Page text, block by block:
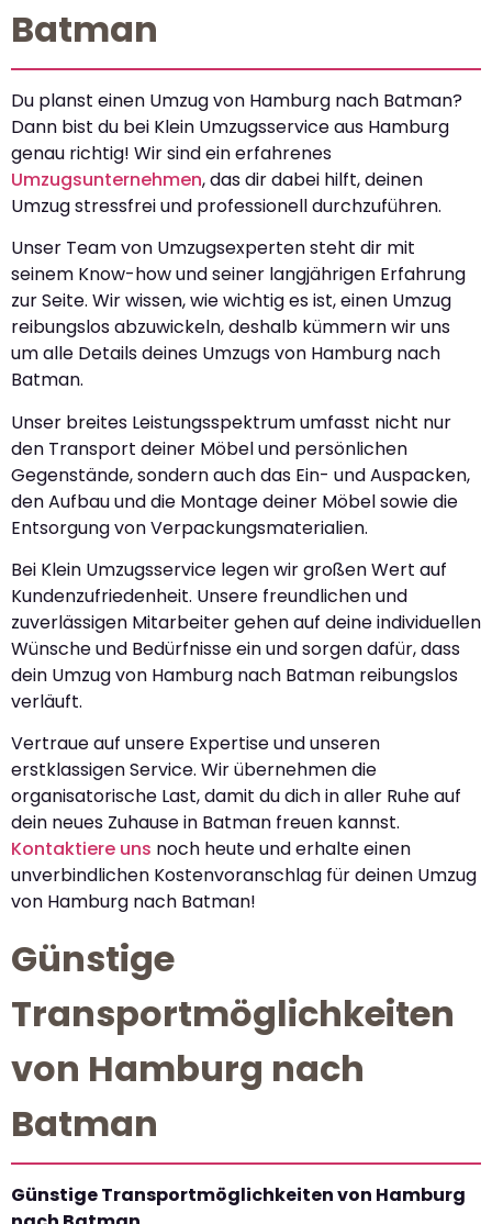
Batman
Du planst einen Umzug von Hamburg nach Batman?
Dann bist du bei Klein Umzugsservice aus Hamburg
genau richtig! Wir sind ein erfahrenes
Umzugsunternehmen, das dir dabei hilft, deinen
Umzug stressfrei und professionell durchzuführen.
Unser Team von Umzugsexperten steht dir mit
seinem Know-how und seiner langjährigen Erfahrung
zur Seite. Wir wissen, wie wichtig es ist, einen Umzug
reibungslos abzuwickeln, deshalb kümmern wir uns
um alle Details deines Umzugs von Hamburg nach
Batman.
Unser breites Leistungsspektrum umfasst nicht nur
den Transport deiner Möbel und persönlichen
Gegenstände, sondern auch das Ein- und Auspacken,
den Aufbau und die Montage deiner Möbel sowie die
Entsorgung von Verpackungsmaterialien.
Bei Klein Umzugsservice legen wir großen Wert auf
Kundenzufriedenheit. Unsere freundlichen und
zuverlässigen Mitarbeiter gehen auf deine individuellen
Wünsche und Bedürfnisse ein und sorgen dafür, dass
dein Umzug von Hamburg nach Batman reibungslos
verläuft.
Vertraue auf unsere Expertise und unseren
erstklassigen Service. Wir übernehmen die
organisatorische Last, damit du dich in aller Ruhe auf
dein neues Zuhause in Batman freuen kannst.
Kontaktiere uns noch heute und erhalte einen
unverbindlichen Kostenvoranschlag für deinen Umzug
von Hamburg nach Batman!
Günstige
Transportmöglichkeiten
von Hamburg nach
Batman
Günstige Transportmöglichkeiten von Hamburg